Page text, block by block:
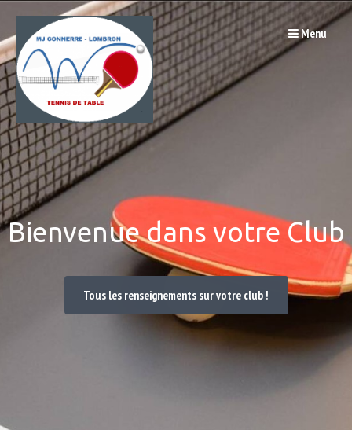
Passer
au
contenu
Menu
Bienvenue dans votre Club
Tous les renseignements sur votre club !